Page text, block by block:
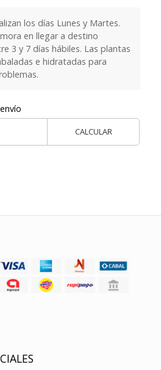
los días Lunes y Martes.
en llegar a destino
3 y 7 días hábiles. Las plantas
e hidratadas para
CALCULAR